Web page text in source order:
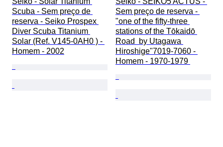
Scuba - Sem preço de
reserva - Seiko Prospex
Diver Scuba Titanium
Solar (Ref. V145-0AH0 ) -
Homem - 2002
Sem preço de reserva -
"one of the fifty-three
stations of the Tōkaidō
Road  by Utagawa
Hiroshige"7019-7060 -
Homem - 1970-1979